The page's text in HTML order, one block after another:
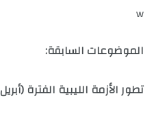
w
الموضوعات السابقة:
تطور الأزمة الليبية الفترة (أبريل 2018 – يونيو 2020):